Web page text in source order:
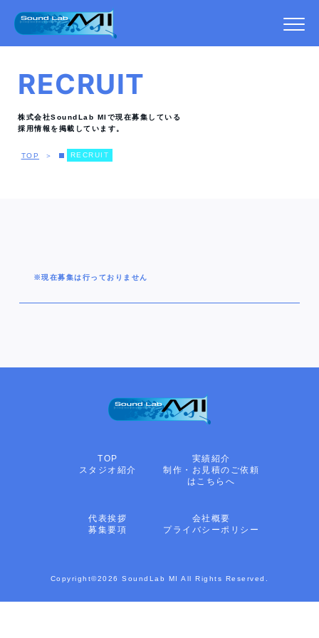
RECRUIT
株式会社SoundLab MIで現在募集している
採用情報を掲載しています。
TOP ＞ RE CRUI T
※現在募集は行っておりません
TOP
実績紹介
スタジオ紹介
制作・お見積のご依頼
はこちらへ
代表挨拶
会社概要
募集要項
プライバシーポリシー
Copyright©2026 SoundLab MI All Rights Reserved.